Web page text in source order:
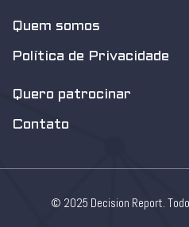
Quem somos
Política de Privacidade
Quero patrocinar
Contato
© 2025 Decision Report.